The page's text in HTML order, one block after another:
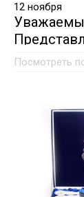
12 ноября
Посмотреть